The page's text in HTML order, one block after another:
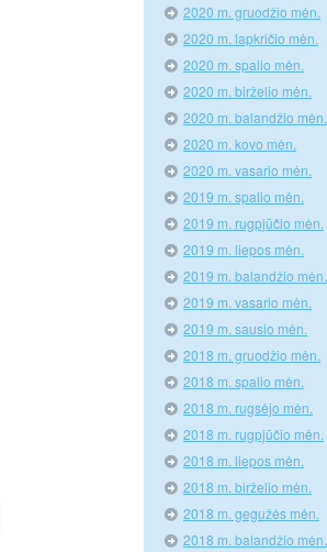
2020 m. gruodžio mėn.
2020 m. lapkričio mėn.
2020 m. spalio mėn.
2020 m. birželio mėn.
2020 m. balandžio mėn.
2020 m. kovo mėn.
2020 m. vasario mėn.
2019 m. spalio mėn.
2019 m. rugpjūčio mėn.
2019 m. liepos mėn.
2019 m. balandžio mėn.
2019 m. vasario mėn.
2019 m. sausio mėn.
2018 m. gruodžio mėn.
2018 m. spalio mėn.
2018 m. rugsėjo mėn.
2018 m. rugpjūčio mėn.
2018 m. liepos mėn.
2018 m. birželio mėn.
2018 m. gegužės mėn.
2018 m. balandžio mėn.